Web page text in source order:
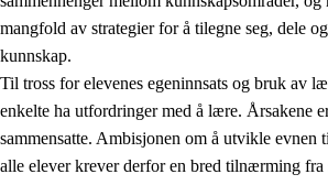
Å lære å lære
Tverrfaglige temaer
mangfold av strategier for å tilegne seg, dele
kunnskap.
Til tross for elevenes egeninnsats og bruk av
enkelte ha utfordringer med å lære. Årsakene
sammensatte. Ambisjonen om å utvikle
alle elever krever derfor en bred tilnærming fra